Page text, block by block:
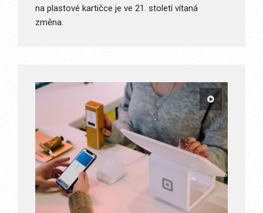
na plastové kartičce je ve 21. století vítaná
změna.